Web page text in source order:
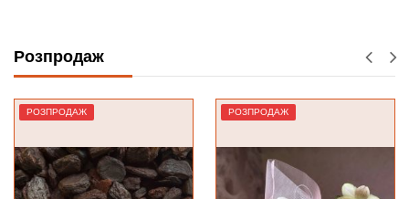
Розпродаж
РОЗПРОДАЖ РОЗПРОДАЖ